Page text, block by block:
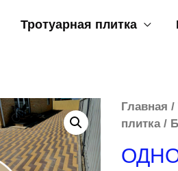
Тротуарная плитка
Главная /
плитка/